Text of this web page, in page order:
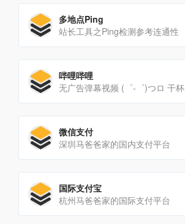
多地点Ping
站长工具之Ping检测参考连通性
哔哩哔哩
无广告弹幕视频 (゜-゜)つロ 干杯
微信支付
深圳马爸爸家的国内支付平台
国际支付宝
杭州马爸爸家的国际支付平台